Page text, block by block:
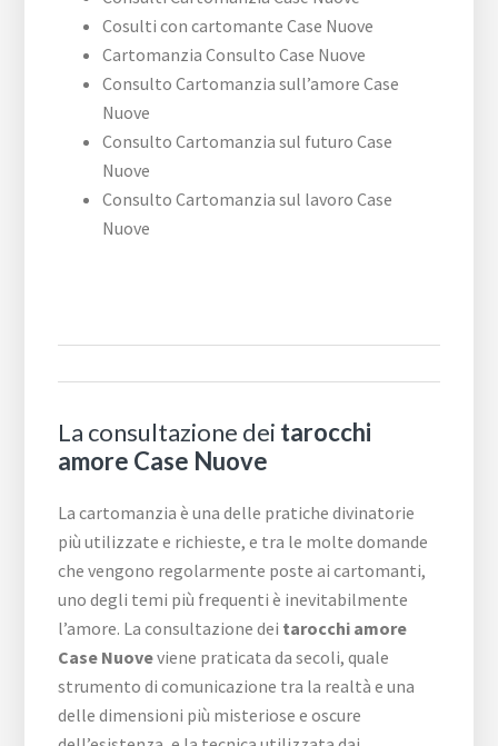
Cosulti con cartomante Case Nuove
Cartomanzia Consulto Case Nuove
Consulto Cartomanzia sull’amore Case
Nuove
Consulto Cartomanzia sul futuro Case
Nuove
Consulto Cartomanzia sul lavoro Case
Nuove
La consultazione dei tarocchi
amore Case Nuove
La cartomanzia è una delle pratiche divinatorie
più utilizzate e richieste, e tra le molte domande
che vengono regolarmente poste ai cartomanti,
uno degli temi più frequenti è inevitabilmente
l’amore. La consultazione dei tarocchi amore
Case Nuoveviene praticata da secoli, quale
strumento di comunicazione tra la realtà e una
delle dimensioni più misteriose e oscure